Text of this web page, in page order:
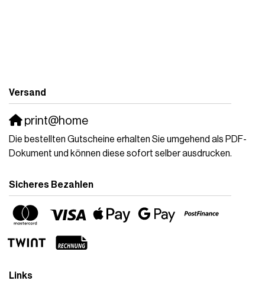
Versand
print@home
Die bestellten Gutscheine erhalten Sie umgehend als PDF-
Dokument und können diese sofort selber ausdrucken.
Sicheres Bezahlen
Links